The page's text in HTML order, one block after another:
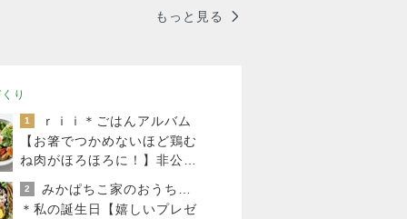
もっと見る
り
1
ｒｉｉ＊ごはんアルバム
【お箸でつかめないほど鶏む
ね肉がほろほろに！】非公開
クーポン貼りまくってます
2
＊私の誕生日【嬉しいプレゼ